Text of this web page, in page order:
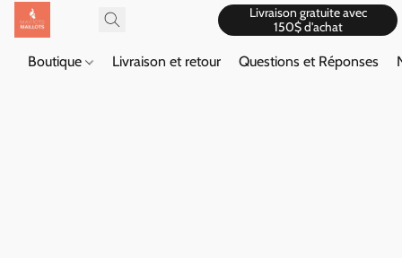
Livraison gratuite avec
150$ d'achat
Boutique Livraison et retour Questions et Réponses